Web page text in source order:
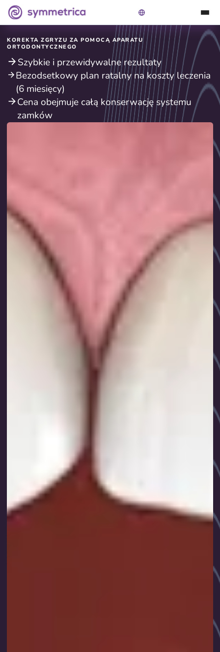
KOREKTA ZGRYZU ZA POMOCĄ APARATU
ORTODONTYCZNEGO
Szybkie i przewidywalne rezultaty
Bezodsetkowy plan ratalny na koszty leczenia
(6 miesięcy)
Cena obejmuje całą konserwację systemu
zamków